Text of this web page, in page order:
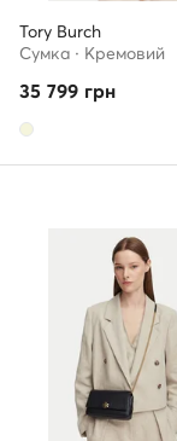
Tory Burch
Сумка · Кремовий
35 799 грн